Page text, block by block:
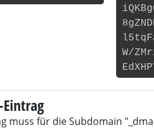
W/
Eintrag
muss für die Subdomain